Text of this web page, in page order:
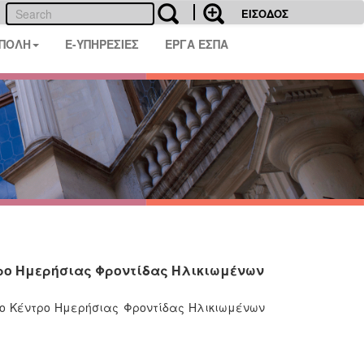
ΕΙΣΟΔΟΣ
E-ΥΠΗΡΕΣΙΕΣ ΕΡΓΑ ΕΣΠΑ
Ημερήσιας Φροντίδας Ηλικιωμένων
Ημερήσιας Φροντίδας Ηλικιωμένων